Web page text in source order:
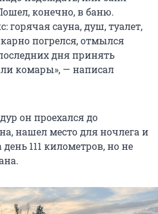
конечно, в баню.
горячая сауна, душ, туалет,
погрелся, отмылся
дня принять
комары», — написал
он проехался до
нашел место для ночлега и
день 111 километров, но не